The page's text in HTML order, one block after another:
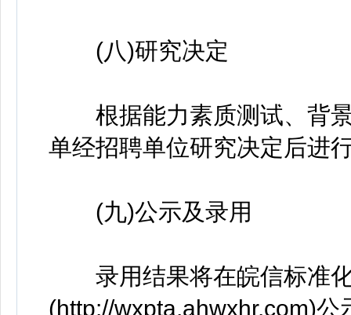
(八)研究决定
根据能力素质测试、背景
单经招聘单位研究决定后进
(九)公示及录用
录用结果将在皖信标准
(http://wxpta.ahwxhr.com)